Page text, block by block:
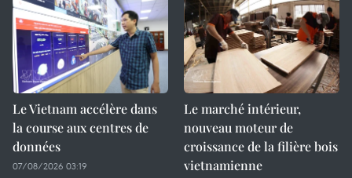
Le Vietnam accélère dans
la course aux centres de
données
07/08/2026 03:19
Le marché intérieur,
nouveau moteur de
croissance de la filière bois
vietnamienne